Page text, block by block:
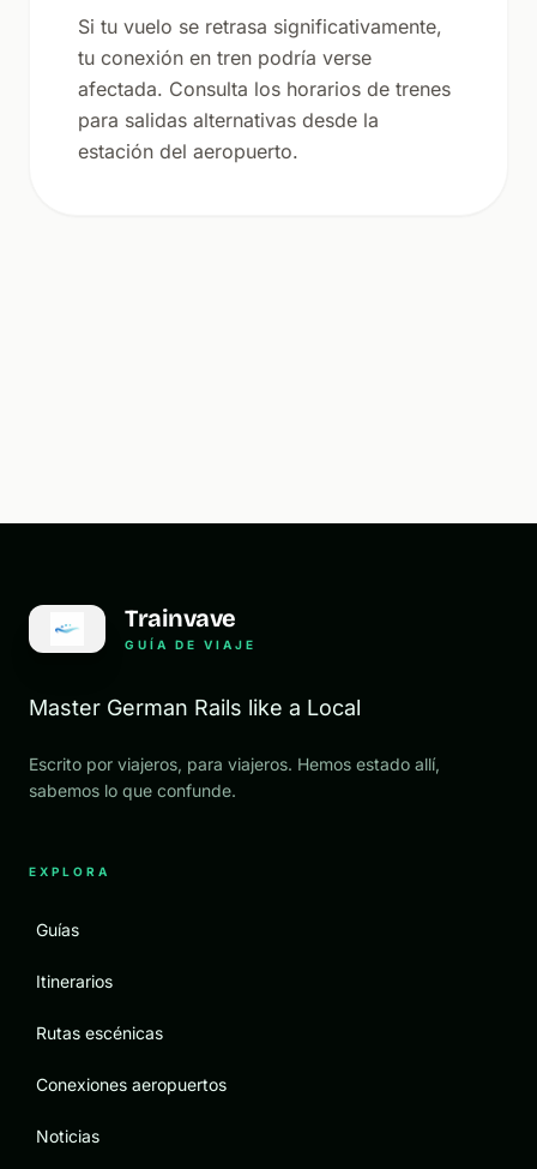
Si tu vuelo se retrasa significativamente,
tu conexión en tren podría verse
afectada. Consulta los horarios de trenes
para salidas alternativas desde la
estación del aeropuerto.
Trainvave
GUÍA DE VIAJE
Master German Rails like a Local
Escrito por viajeros, para viajeros. Hemos estado allí,
sabemos lo que confunde.
EXPLORA
Guías
Itinerarios
Rutas escénicas
Conexiones aeropuertos
Noticias